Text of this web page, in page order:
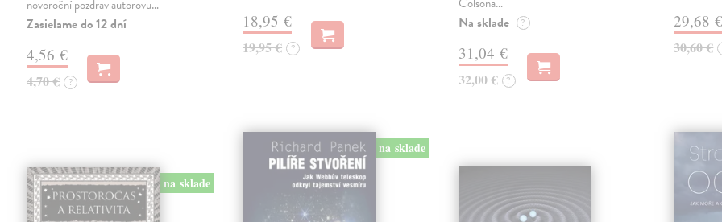
novoroční pozdrav autorovu…
Zasielame do 12 dní
4,56 €
4,70 € ?
18,95 €
19,95 € ?
Na sklade ?
31,04 €
32,00 € ?
29,68 €
30,60 €
na sklade
na sklade